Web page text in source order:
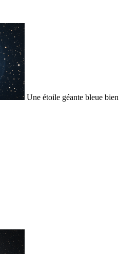
Une étoile géante bleue bien